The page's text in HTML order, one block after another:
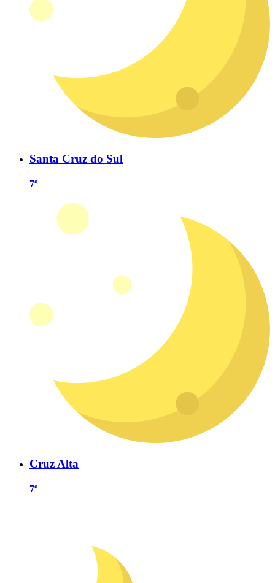
Santa Cruz do Sul
7º
Cruz Alta
7º